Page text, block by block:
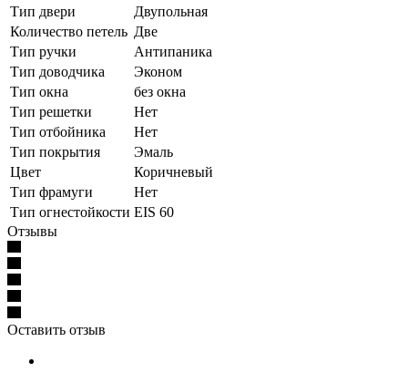
Тип двери
Двупольная
Количество петель Две
Тип ручки
Антипаника
Тип доводчика
Эконом
Тип окна
без окна
Тип решетки
Нет
Тип отбойника
Нет
Тип покрытия
Эмаль
Цвет
Коричневый
Тип фрамуги
Нет
Тип огнестойкости EIS 60
Отзывы
Оставить отзыв